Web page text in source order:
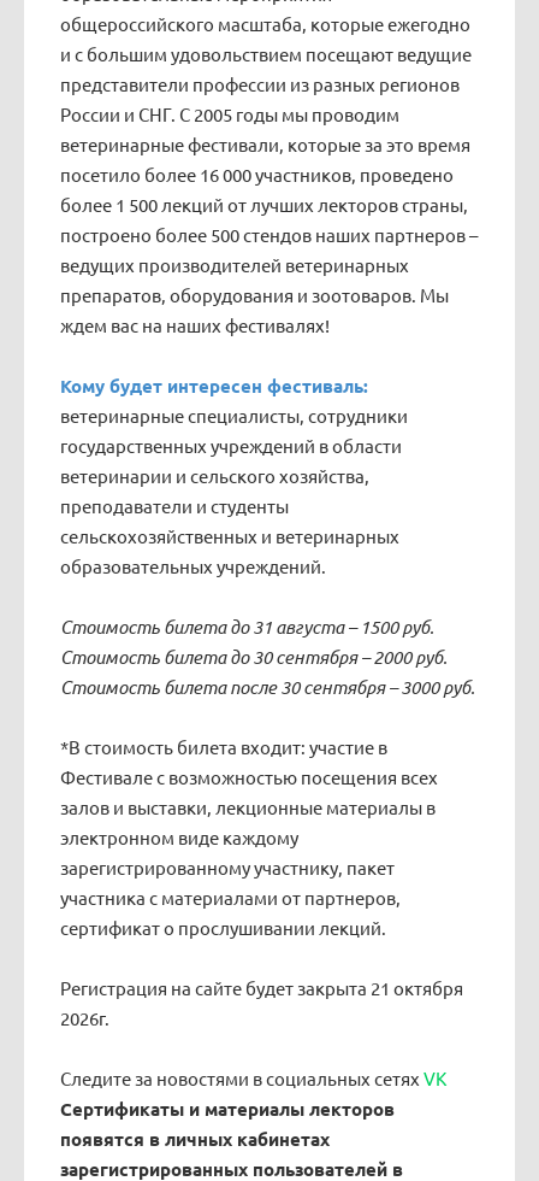
общероссийского масштаба, которые ежегодно
и с большим удовольствием посещают ведущие
представители профессии из разных регионов
России и СНГ. С 2005 годы мы проводим
ветеринарные фестивали, которые за это время
посетило более 16 000 участников, проведено
более 1 500 лекций от лучших лекторов страны,
построено более 500 стендов наших партнеров –
ведущих производителей ветеринарных
препаратов, оборудования и зоотоваров. Мы
ждем вас на наших фестивалях!
Кому будет интересен фестиваль:
ветеринарные специалисты, сотрудники
государственных учреждений в области
ветеринарии и сельского хозяйства,
преподаватели и студенты
сельскохозяйственных и ветеринарных
образовательных учреждений.
Cтоимость билета до 31 августа – 1500 руб.
Cтоимость билета до 30 сентября – 2000 руб.
Cтоимость билета после 30 сентября – 3000 руб.
*В стоимость билета входит: участие в
Фестивале с возможностью посещения всех
залов и выставки, лекционные материалы в
электронном виде каждому
зарегистрированному участнику, пакет
участника с материалами от партнеров,
сертификат о прослушивании лекций.
Регистрация на сайте будет закрыта 21 октября
2026г.
Следите за новостями в социальных сетях VK
Сертификаты и материалы лекторов
появятся в личных кабинетах
зарегистрированных пользователей в